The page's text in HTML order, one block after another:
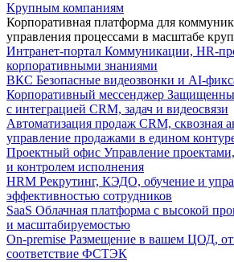
Крупным компаниям
Корпоративная платформа для
управления процессами в масштабе
Интранет-портал Коммуникации, HR-
корпоративными знаниями
ВКС Безопасные видеозвонки и AI-
Корпоративный мессенджер
с интеграцией CRM, задач и видеосвязи
Автоматизация продаж CRM, сквозная
управление продажами в едином
Проектный офис Управление
и контролем исполнения
HRM Рекрутинг, КЭДО, обучение и
эффективностью сотрудников
SaaS Облачная платформа с высокой
и масштабируемостью
On-premise Размещение в вашем ЦОД,
соответствие ФСТЭК